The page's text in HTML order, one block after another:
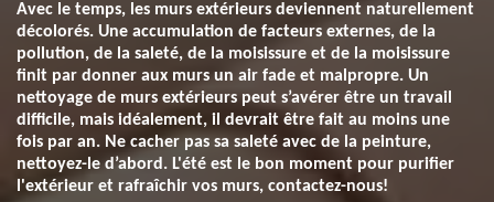
Avec le temps, les murs extérieurs deviennent naturellement
décolorés. Une accumulation de facteurs externes, de la
pollution, de la saleté, de la moisissure et de la moisissure
finit par donner aux murs un air fade et malpropre. Un
nettoyage de murs extérieurs peut s’avérer être un travail
difficile, mais idéalement, il devrait être fait au moins une
fois par an. Ne cacher pas sa saleté avec de la peinture,
nettoyez-le d’abord. L'été est le bon moment pour purifier
l'extérieur et rafraîchir vos murs, contactez-nous!